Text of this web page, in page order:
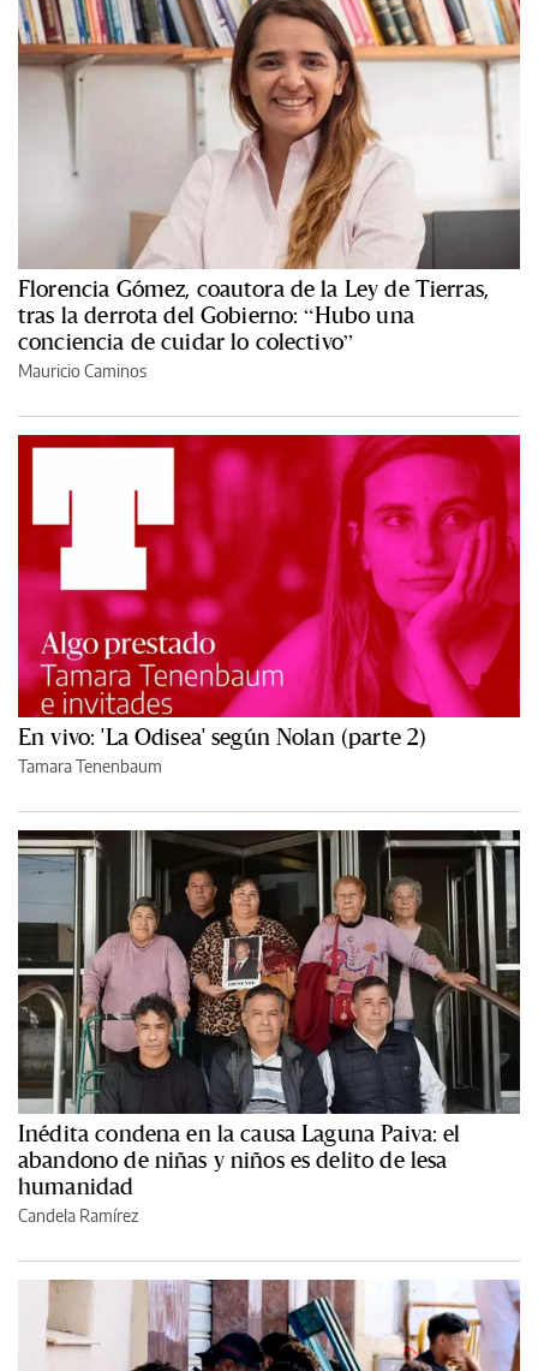
Florencia Gómez, coautora de la Ley de Tierras,
tras la derrota del Gobierno: “Hubo una
conciencia de cuidar lo colectivo”
Mauricio Caminos
En vivo: 'La Odisea' según Nolan (parte 2)
Tamara Tenenbaum
Inédita condena en la causa Laguna Paiva: el
abandono de niñas y niños es delito de lesa
humanidad
Candela Ramírez